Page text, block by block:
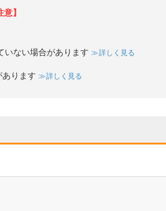
】
いない場合があります 詳しく見る
ります 詳しく見る